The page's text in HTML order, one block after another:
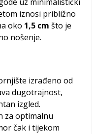
iznosi približno
oko 1,5 cmšto je
nošenje.
izrađeno od
dugotrajnost,
izgled.
za optimalnu
čak i tijekom